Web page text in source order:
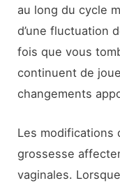
au long du cycle
d’une fluctuation
fois que vous
continuent de
changements
Les modifications
grossesse
vaginales.